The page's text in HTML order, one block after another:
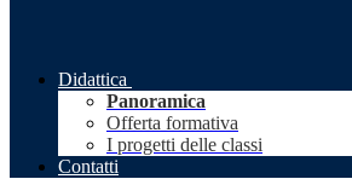
Didattica
Panoramica
Offerta formativa
I progetti delle classi
Contatti